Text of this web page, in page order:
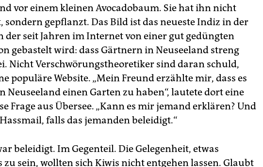
vor einem kleinen Avocadobaum. Sie hat ihn nicht
sondern gepflanzt. Das Bild ist das neueste Indiz in der
der seit Jahren im Internet von einer gut gedüngten
gebastelt wird: dass Gärtnern in Neuseeland streng
Nicht Verschwörungstheoretiker sind daran schuld,
populäre Website. „Mein Freund erzählte mir, dass es
Neuseeland einen Garten zu haben“, lautete dort eine
Frage aus Übersee. „Kann es mir jemand erklären? Und
falls das jemanden beleidigt.“
beleidigt. Im Gegenteil. Die Gelegenheit, etwas
zu sein, wollten sich Kiwis nicht entgehen lassen. Glaubt